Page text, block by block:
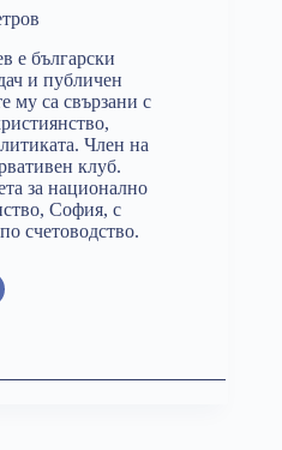
е български
и публичен
му са свързани с
Член на
клуб.
за национално
София, с
счетоводство.